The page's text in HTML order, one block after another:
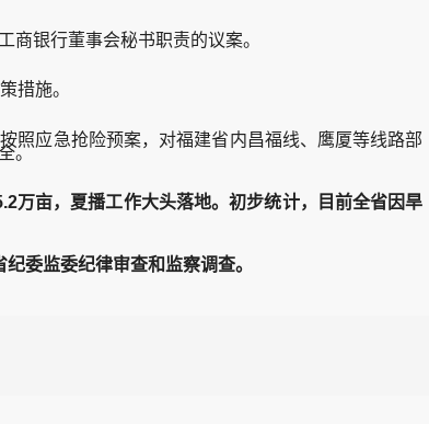
银行董事会秘书职责的议案。
措施。
应急抢险预案，对福建省内昌福线、鹰厦等线路部
。
亩，夏播工作大头落地。初步统计，目前全省因旱
委监委纪律审查和监察调查。